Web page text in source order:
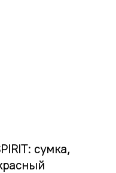
сумка,